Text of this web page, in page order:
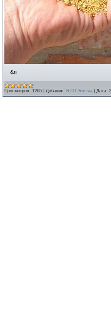
&n
Просмотров: 1265 Добавил: RTO_Russia Дата: